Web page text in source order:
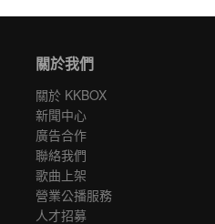
關於我們
關於 KKBOX
新聞中心
廣告合作
聯絡我們
歌曲上架
營業公播服務
人才招募